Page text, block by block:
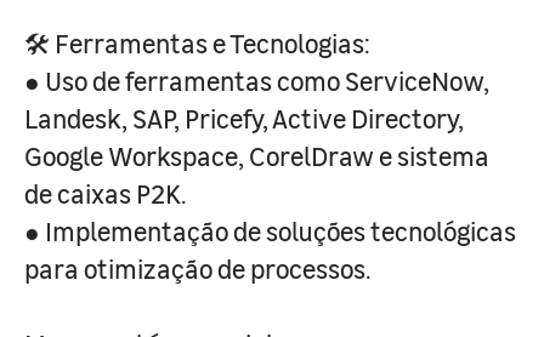
🛠️ Ferramentas e Tecnologias:
● Uso de ferramentas como ServiceNow,
Landesk, SAP, Pricefy, Active Directory,
Google Workspace, CorelDraw e sistema
de caixas P2K.
● Implementação de soluções tecnológicas
para otimização de processos.